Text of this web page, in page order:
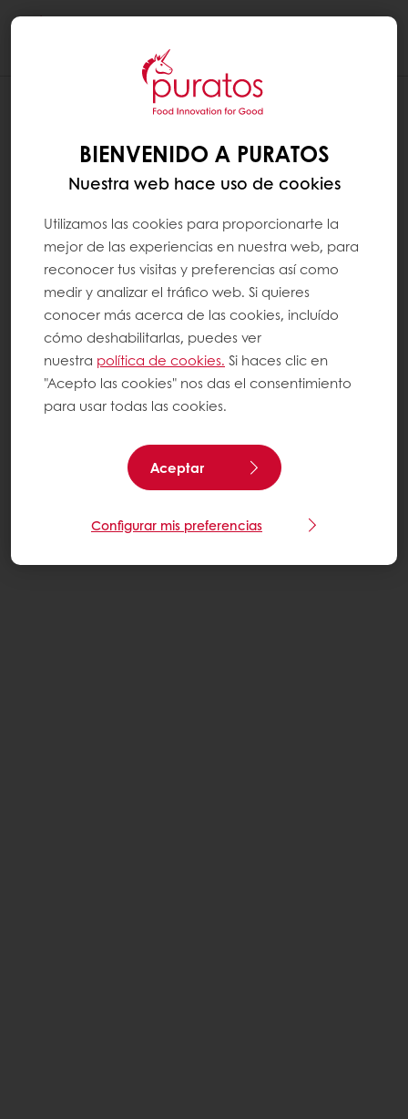
BIENVENIDO A PURATOS
Nuestra web hace uso de cookies
Utilizamos las cookies para proporcionarte la
mejor de las experiencias en nuestra web, para
reconocer tus visitas y preferencias así como
medir y analizar el tráfico web. Si quieres
conocer más acerca de las cookies, incluído
cómo deshabilitarlas, puedes ver
nuestra política de cookies. Si haces clic en
"Acepto las cookies" nos das el consentimiento
para usar todas las cookies.
Aceptar
Configurar mis preferencias